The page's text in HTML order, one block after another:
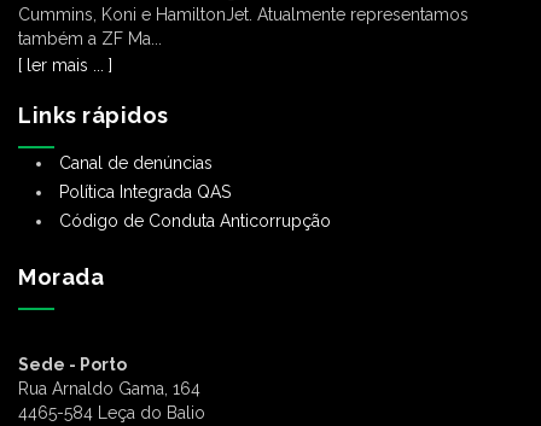
Cummins, Koni e HamiltonJet. Atualmente representamos
também a ZF Ma...
[ ler mais ... ]
Links rápidos
Canal de denúncias
Política Integrada QAS
Código de Conduta Anticorrupção
Morada
Sede - Porto
Rua Arnaldo Gama, 164
4465-584 Leça do Balio